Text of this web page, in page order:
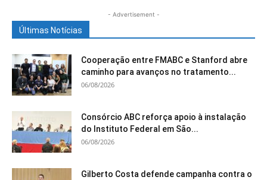
- Advertisement -
Últimas Notícias
Cooperação entre FMABC e Stanford abre
caminho para avanços no tratamento...
06/08/2026
Consórcio ABC reforça apoio à instalação
do Instituto Federal em São...
06/08/2026
Gilberto Costa defende campanha contra o